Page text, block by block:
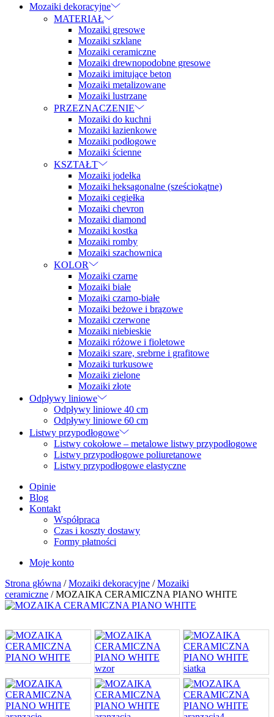
Mozaiki dekoracyjne
MATERIAŁ
Mozaiki gresowe
Mozaiki szklane
Mozaiki ceramiczne
Mozaiki drewnopodobne gresowe
Mozaiki imitujące beton
Mozaiki metalizowane
Mozaiki lustrzane
PRZEZNACZENIE
Mozaiki do kuchni
Mozaiki łazienkowe
Mozaiki podłogowe
Mozaiki ścienne
KSZTAŁT
Mozaiki jodełka
Mozaiki heksagonalne (sześciokątne)
Mozaiki cegiełka
Mozaiki chevron
Mozaiki diamond
Mozaiki kostka
Mozaiki romby
Mozaiki szachownica
KOLOR
Mozaiki czarne
Mozaiki białe
Mozaiki czarno-białe
Mozaiki beżowe i brązowe
Mozaiki czerwone
Mozaiki niebieskie
Mozaiki różowe i fioletowe
Mozaiki szare, srebrne i grafitowe
Mozaiki turkusowe
Mozaiki zielone
Mozaiki złote
Odpływy liniowe
Odpływy liniowe 40 cm
Odpływy liniowe 60 cm
Listwy przypodłogowe
Listwy cokołowe – metalowe listwy przypodłogowe
Listwy przypodłogowe poliuretanowe
Listwy przypodłogowe elastyczne
Opinie
Blog
Kontakt
Współpraca
Czas i koszty dostawy
Formy płatności
Moje konto
Strona główna /Mozaiki dekoracyjne /Mozaiki
ceramiczne / MOZAIKA CERAMICZNA PIANO WHITE